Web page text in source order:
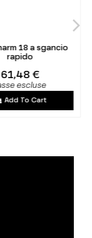
18 a sgancio
rapido
61,48 €
escluse
Add To Cart